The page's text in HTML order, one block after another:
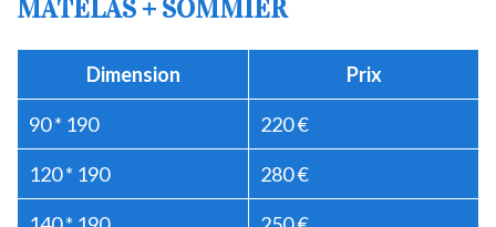
MATELAS + SOMMIER
Dimension Prix
90 * 190 220 €
120 * 190 280 €